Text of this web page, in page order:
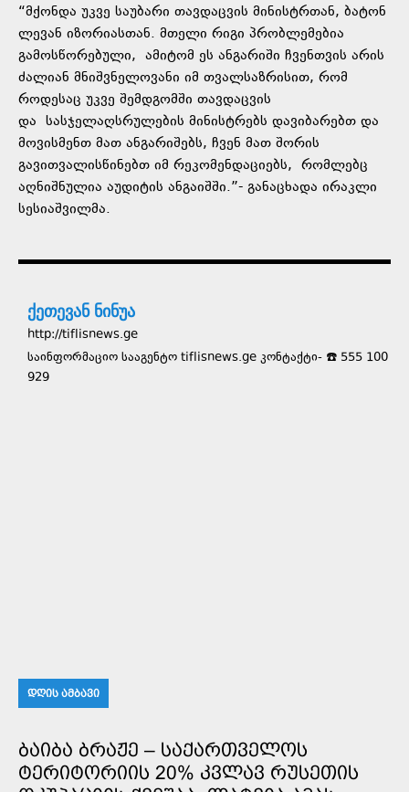
“მქონდა უკვე საუბარი თავდაცვის მინისტრთან, ბატონ
ლევან იზორიასთან. მთელი რიგი პრობლემებია
გამოსწორებული, ამიტომ ეს ანგარიში ჩვენთვის არის
ძალიან მნიშვნელოვანი იმ თვალსაზრისით, რომ
როდესაც უკვე შემდგომში თავდაცვის
და სასჯელაღსრულების მინისტრებს დავიბარებთ და
მოვისმენთ მათ ანგარიშებს, ჩვენ მათ შორის
გავითვალისწინებთ იმ რეკომენდაციებს, რომლებც
აღნიშნულია აუდიტის ანგაიშში.”- განაცხადა ირაკლი
სესიაშვილმა.
ქეთევან ნინუა
http://tiflisnews.ge
საინფორმაციო სააგენტო tiflisnews.ge კონტაქტი- ☎️ 555 100
929
ᲓᲦᲘᲡ ᲐᲛᲑᲐᲕᲘ
ᲑᲐᲘᲑᲐ ᲑᲠᲐᲟᲔ – ᲡᲐᲥᲐᲠᲗᲕᲔᲚᲝᲡ
ᲢᲔᲠᲘᲢᲝᲠᲘᲘᲡ 20% ᲙᲕᲚᲐᲕ ᲠᲣᲡᲔᲗᲘᲡ